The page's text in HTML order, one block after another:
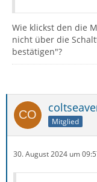
Wie klickst den die
nicht über die
bestätigen"?
Mitglied
30. August 2024 um